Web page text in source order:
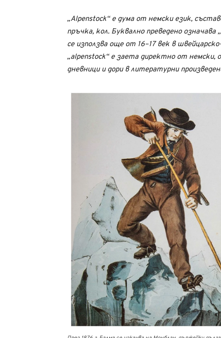
„Alpenstock“ е дума от немски език,
пръчка, кол. Буквално преведено
се използва още от 16–17 век в
„alpenstock“ е заета директно от немски,
дневници и дори в литературни